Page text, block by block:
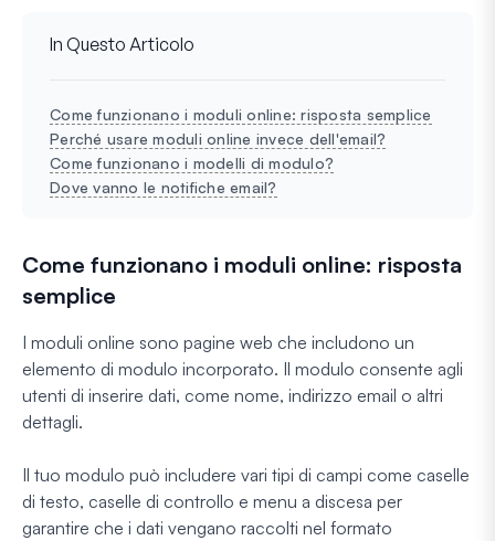
In Questo Articolo
Come funzionano i moduli online: risposta semplice
Perché usare moduli online invece dell'email?
Come funzionano i modelli di modulo?
Dove vanno le notifiche email?
Come funzionano i moduli online: risposta
semplice
I moduli online sono pagine web che includono un
elemento di modulo incorporato. Il modulo consente agli
utenti di inserire dati, come nome, indirizzo email o altri
dettagli.
Il tuo modulo può includere vari tipi di campi come caselle
di testo, caselle di controllo e menu a discesa per
garantire che i dati vengano raccolti nel formato